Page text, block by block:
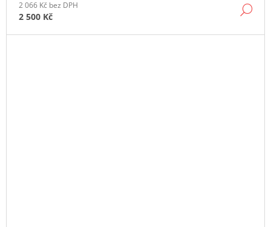
2 066 Kč bez DPH
2 500 Kč